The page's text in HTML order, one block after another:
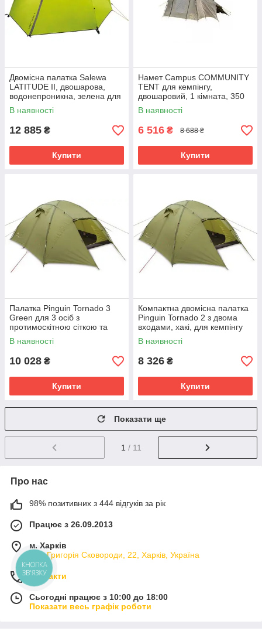
Двомісна палатка Salewa
LATITUDE II, двошарова,
водонепроникна, зелена для
кемпінгу
В наявності
12 885 ₴
Купити
Намет Campus COMMUNITY
TENT для кемпінгу,
двошаровий, 1 кімната, 350
см, 14.42 кг
В наявності
6 516 ₴ 8 688 ₴
Купити
Палатка Pinguin Tornado 3
Green для 3 осіб з
протимоскітною сіткою та
двома входами
В наявності
10 028 ₴
Купити
Компактна двомісна палатка
Pinguin Tornado 2 з двома
входами, хакі, для кемпінгу
та туризму
В наявності
8 326 ₴
Купити
Показати ще
1 / 11
Про нас
98% позитивних з 444 відгуків за рік
Працює з 26.09.2013
м. Харків
вул. Григорія Сковороди, 22, Харків, Україна
Контакти
Сьогодні працює з 10:00 до 18:00
Показати весь графік роботи
КНОПКА
ЗВ'ЯЗКУ